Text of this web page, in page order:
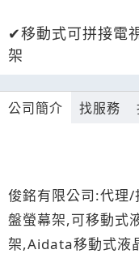
移動式可拼接電
架
公司簡介 找服務
俊銘有限公司:代理
盤螢幕架,可移動式
架,Aidata移動式液